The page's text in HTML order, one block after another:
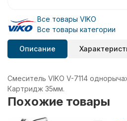
Все товары VIKO
Все товары категории
Описание
Смеситель VIKO V-7114
Картридж 35мм.
Похожие товары